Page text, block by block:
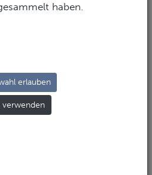
haben.
erlauben